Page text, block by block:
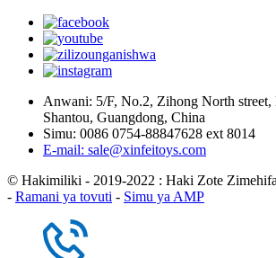
Anwani: 5/F, No.2, Zihong North
Shantou, Guangdong, China
Simu: 0086 0754-88847628 ext 8014
E-mail: sale@xinfeitoys.com
© Hakimiliki - 2019-2022 : Haki Zote
- Ramani ya tovuti - Simu ya AMP